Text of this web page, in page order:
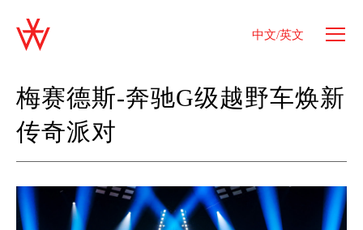
中文/英文
梅赛德斯-奔驰G级越野车焕新
传奇派对